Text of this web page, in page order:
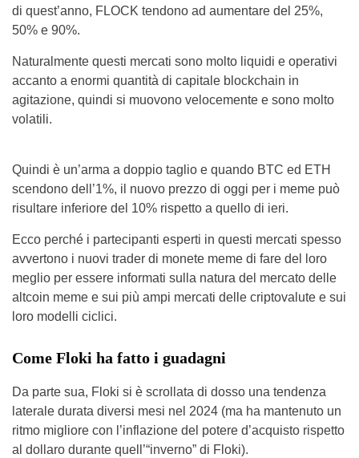
di quest’anno, FLOCK tendono ad aumentare del 25%,
50% e 90%.
Naturalmente questi mercati sono molto liquidi e operativi
accanto a enormi quantità di capitale blockchain in
agitazione, quindi si muovono velocemente e sono molto
volatili.
Quindi è un’arma a doppio taglio e quando BTC ed ETH
scendono dell’1%, il nuovo prezzo di oggi per i meme può
risultare inferiore del 10% rispetto a quello di ieri.
Ecco perché i partecipanti esperti in questi mercati spesso
avvertono i nuovi trader di monete meme di fare del loro
meglio per essere informati sulla natura del mercato delle
altcoin meme e sui più ampi mercati delle criptovalute e sui
loro modelli ciclici.
Come Floki ha fatto i guadagni
Da parte sua, Floki si è scrollata di dosso una tendenza
laterale durata diversi mesi nel 2024 (ma ha mantenuto un
ritmo migliore con l’inflazione del potere d’acquisto rispetto
al dollaro durante quell’“inverno” di Floki).